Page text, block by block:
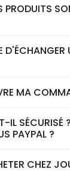
PRODUITS
D'ÉCHANGER
MA
IL SÉCURISÉ ?
PAYPAL ?
CHEZ